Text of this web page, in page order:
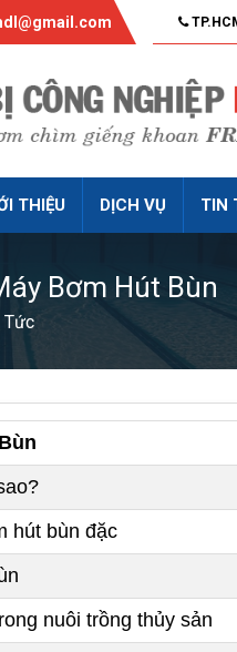
THIỆU DỊCH VỤ TIN
Bơm Hút Bùn
Tức
hút bùn đặc
nuôi trồng thủy sản